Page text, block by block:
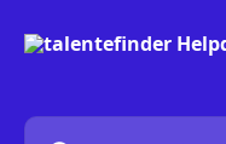
Nach Artikeln suchen …